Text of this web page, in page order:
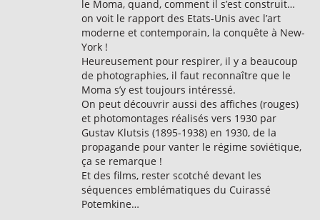
le Moma, quand, comment il s’est construit…
on voit le rapport des Etats-Unis avec l’art
moderne et contemporain, la conquête à New-
York !
Heureusement pour respirer, il y a beaucoup
de photographies, il faut reconnaître que le
Moma s’y est toujours intéressé.
On peut découvrir aussi des affiches (rouges)
et photomontages réalisés vers 1930 par
Gustav Klutsis (1895-1938) en 1930, de la
propagande pour vanter le régime soviétique,
ça se remarque !
Et des films, rester scotché devant les
séquences emblématiques du Cuirassé
Potemkine…